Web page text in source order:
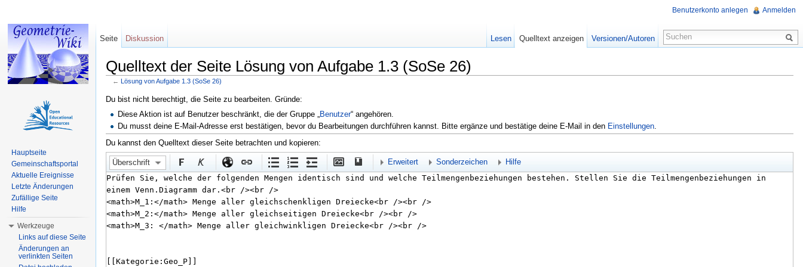
Quelltext der Seite Lösung von Aufgabe 1.3 (SoSe 26)
← Lösung von Aufgabe 1.3 (SoSe 26)
Du bist nicht berechtigt, die Seite zu bearbeiten. Gründe:
Diese Aktion ist auf Benutzer beschränkt, die der Gruppe „
Benutzer“ angehören.
Du musst deine E-Mail-Adresse erst bestätigen, bevor du Bearbeitungen durchführen kannst. Bitte ergänze und bestätige deine E-Mail in den Einstellungen.
Du kannst den Quelltext dieser Seite betrachten und kopieren:
Überschrift Erweitert Sonderzeichen Hilfe
Benutzerkonto anlegen Anmelden
Seite Diskussion Lesen Quelltext anzeigen Versionen/Autoren
Hauptseite
Gemeinschaftsportal
Aktuelle Ereignisse
Letzte Änderungen
Zufällige Seite
Hilfe
Werkzeuge
Links auf diese Seite
Änderungen an
verlinkten Seiten